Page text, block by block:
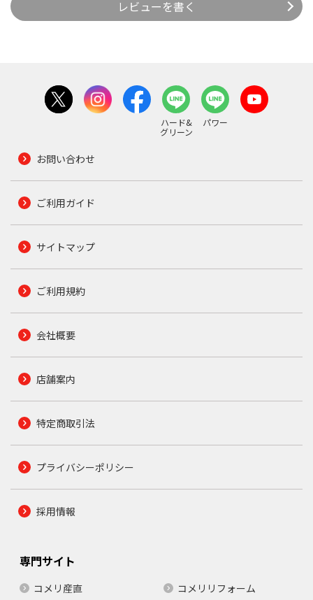
レビューを書く
ハード&
グリーン
パワー
お問い合わせ
ご利用ガイド
サイトマップ
ご利用規約
会社概要
店舗案内
特定商取引法
プライバシーポリシー
採用情報
専門サイト
コメリ産直 コメリリフォーム